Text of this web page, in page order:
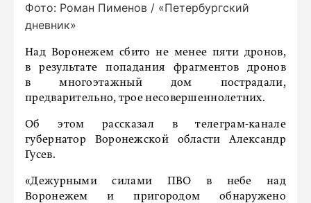
Фото: Роман Пименов / «Петербургский
дневник»
Над Воронежем сбито не менее пяти дронов,
в результате попадания фрагментов дронов
в многоэтажный дом пострадали,
предварительно, трое несовершеннолетних.
Об этом рассказал в телеграм-канале
губернатор Воронежской области Александр
Гусев.
«Дежурными силами ПВО в небе над
Воронежем и пригородом обнаружено